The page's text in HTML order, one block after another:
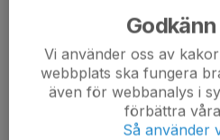
Vi använder oss av
webbplats ska fungera
även för webbanalys i
förbättra
Så använder